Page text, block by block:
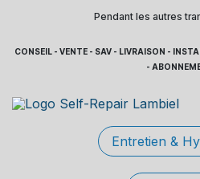
Pendant les autres
CONSEIL - VENTE - SAV - LIVRAISON -
-
Entretien &